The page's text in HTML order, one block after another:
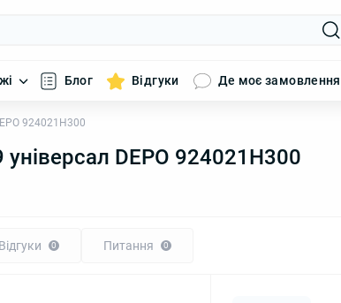
Блог Відгуки Де моє
924021H300
DEPO 924021H300
Відгуки 0 Питання 0